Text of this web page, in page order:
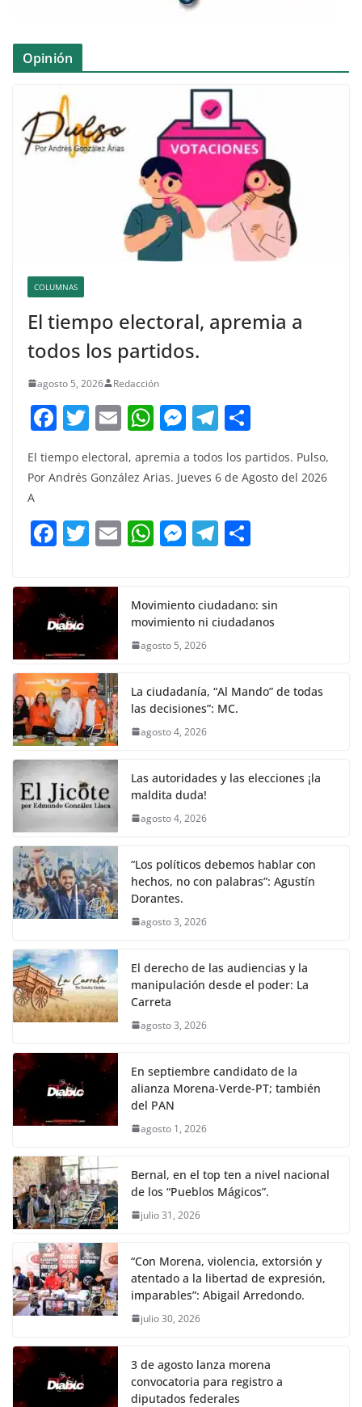
Opinión
COLUMNAS
El tiempo electoral, apremia a
todos los partidos.
agosto 5, 2026 Redacción
F
c
b
o
k
T
w
itt
E
m
ai
W
at
A
p
M
ss
n
g
T
el
e
a
m
m
p
El tiempo electoral, apremia a todos los partidos. Pulso,
Por Andrés González Arias. Jueves 6 de Agosto del 2026
A
F
c
e
b
o
o
k
T
itt
er
E W
s
A
p
M
e
n
er
T
gr
a
p
ar
Movimiento ciudadano: sin
movimiento ni ciudadanos
agosto 5, 2026
La ciudadanía, “Al Mando” de todas
las decisiones”: MC.
agosto 4, 2026
Las autoridades y las elecciones ¡la
maldita duda!
agosto 4, 2026
“Los políticos debemos hablar con
hechos, no con palabras”: Agustín
Dorantes.
agosto 3, 2026
El derecho de las audiencias y la
manipulación desde el poder: La
Carreta
agosto 3, 2026
En septiembre candidato de la
alianza Morena-Verde-PT; también
del PAN
agosto 1, 2026
Bernal, en el top ten a nivel nacional
de los “Pueblos Mágicos”.
julio 31, 2026
“Con Morena, violencia, extorsión y
atentado a la libertad de expresión,
imparables”: Abigail Arredondo.
julio 30, 2026
3 de agosto lanza morena
convocatoria para registro a
diputados federales